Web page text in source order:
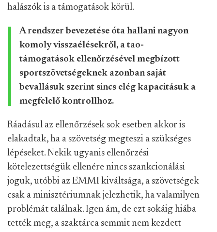
halászók is a támogatások körül.
A rendszer bevezetése óta hallani nagyon
komoly visszaélésekről, a tao-
támogatások ellenőrzésével megbízott
sportszövetségeknek azonban saját
bevallásuk szerint sincs elég kapacitásuk a
megfelelő kontrollhoz.
Ráadásul az ellenőrzések sok esetben akkor is
elakadtak, ha a szövetség megteszi a szükséges
lépéseket. Nekik ugyanis ellenőrzési
kötelezettségük ellenére nincs szankcionálási
joguk, utóbbi az EMMI kiváltsága, a szövetségek
csak a minisztériumnak jelezhetik, ha valamilyen
problémát találnak. Igen ám, de ezt sokáig hiába
tették meg, a szaktárca semmit nem kezdett